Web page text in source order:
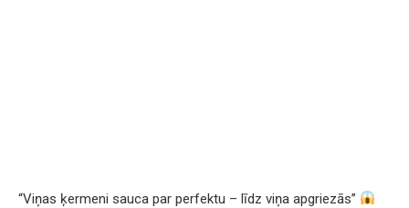
“Viņas ķermeni sauca par perfektu – līdz viņa apgriezās”